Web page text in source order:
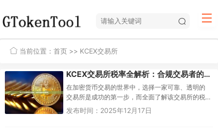
当前位置： 首页 >> KCEX交易所
KCEX交易所税率全解析：合规交易者的终极指南
在加密货币交易的世界中，选择一家可靠、透明的
交易所是成功的第一步，而全面了解该交易所的税
务政策则是确保长期合规、避免法律风险的关键一
发布时间：2025年12月17日